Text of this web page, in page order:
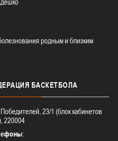
родным и близким
БАСКЕТБОЛА
23/1 (блок кабинетов
220004
: